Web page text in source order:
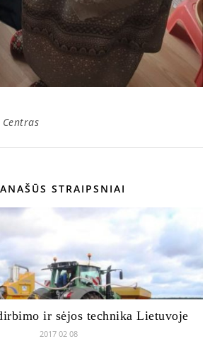
Centras
STRAIPSNIAI
ir sėjos technika Lietuvoje
2017 02 08